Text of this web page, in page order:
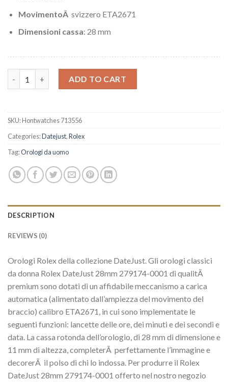
MovimentoÂ svizzero ETA2671
Dimensioni cassa: 28 mm
ADD TO CART
SKU:Hontwatches 713556
Categories:Datejust,Rolex
Tag:Orologi da uomo
DESCRIPTION
REVIEWS (0)
Orologi Rolex della collezione DateJust. Gli orologi classici
da donna Rolex DateJust 28mm 279174-0001 di qualitÃ
premium sono dotati di un affidabile meccanismo a carica
automatica (alimentato dall’ampiezza del movimento del
braccio) calibro ETA2671, in cui sono implementate le
seguenti funzioni: lancette delle ore, dei minuti e dei secondi e
data. La cassa rotonda dell’orologio, di 28 mm di dimensione e
11 mm di altezza, completerÃ perfettamente l’immagine e
decorerÃ il polso di chi lo indossa. Per produrre il Rolex
DateJust 28mm 279174-0001 offerto nel nostro negozio